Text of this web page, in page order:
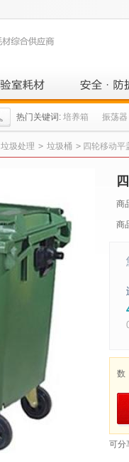
热门关键词: 培养箱 振荡器
垃圾处理 > 垃圾桶 > 四轮移动平
商
商
数
可分